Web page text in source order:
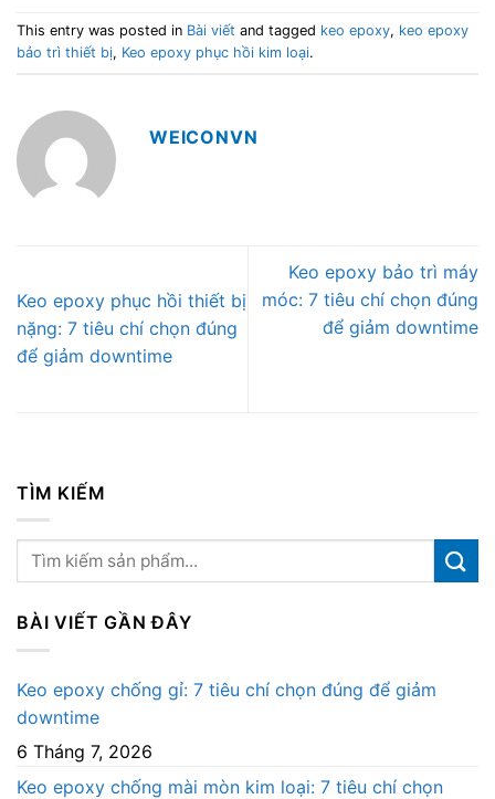
This entry was posted in Bài viết and tagged keo epoxy, keo epoxy
bảo trì thiết bị, Keo epoxy phục hồi kim loại.
WEICONVN
Keo epoxy phục hồi thiết bị
nặng: 7 tiêu chí chọn đúng
để giảm downtime
Keo epoxy bảo trì máy
móc: 7 tiêu chí chọn đúng
để giảm downtime
TÌM KIẾM
BÀI VIẾT GẦN ĐÂY
Keo epoxy chống gỉ: 7 tiêu chí chọn đúng để giảm
downtime
6 Tháng 7, 2026
Keo epoxy chống mài mòn kim loại: 7 tiêu chí chọn